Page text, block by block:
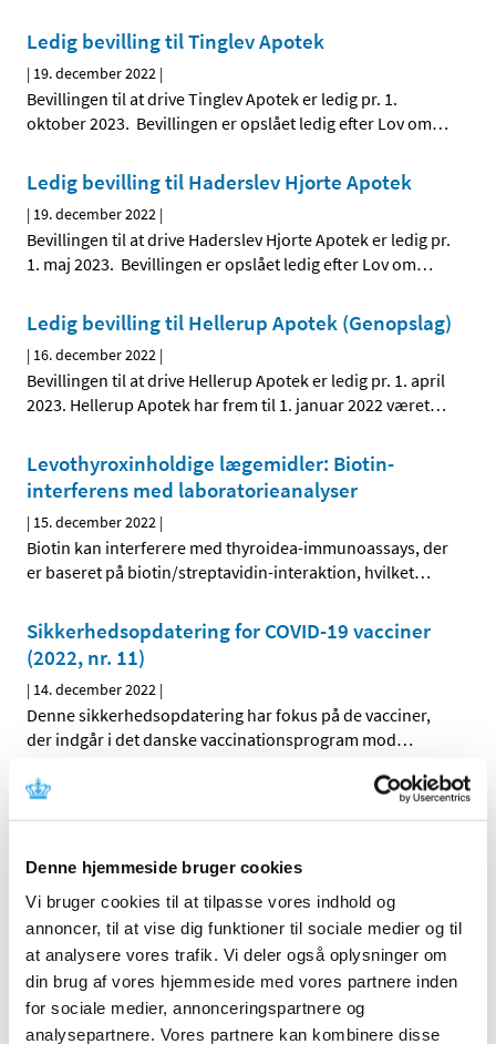
Denne hjemmeside bruger cookies
Vi bruger cookies til at tilpasse vores indhold og
annoncer, til at vise dig funktioner til sociale medier og til
at analysere vores trafik. Vi deler også oplysninger om
din brug af vores hjemmeside med vores partnere inden
for sociale medier, annonceringspartnere og
analysepartnere. Vores partnere kan kombinere disse
Ledig bevilling til Tinglev Apotek
| 19. december 2022 |
Bevillingen til at drive Tinglev Apotek er ledig pr. 1.
oktober 2023. Bevillingen er opslået ledig efter Lov om…
Ledig bevilling til Haderslev Hjorte Apotek
| 19. december 2022 |
Bevillingen til at drive Haderslev Hjorte Apotek er ledig pr.
1. maj 2023. Bevillingen er opslået ledig efter Lov om…
Ledig bevilling til Hellerup Apotek (Genopslag)
| 16. december 2022 |
Bevillingen til at drive Hellerup Apotek er ledig pr. 1. april
2023. Hellerup Apotek har frem til 1. januar 2022 været…
Levothyroxinholdige lægemidler: Biotin-
interferens med laboratorieanalyser
| 15. december 2022 |
Biotin kan interferere med thyroidea-immunoassays, der
er baseret på biotin/streptavidin-interaktion, hvilket…
Sikkerhedsopdatering for COVID-19 vacciner
(2022, nr. 11)
| 14. december 2022 |
Denne sikkerhedsopdatering har fokus på de vacciner,
der indgår i det danske vaccinationsprogram mod…
COVID-19: Lægemiddelstyrelsen forlænger
igen den midlertidige praksis for anmeldelse
COVID-19 vacciner
| 13. december 2022|
Lægemiddelstyrelsen har besluttet igen at forlænge den
begrænsede periode, hvor det for COVID-19 vacciner…
Lars Bo Nielsen: Borgerrådet giver os værdifuld